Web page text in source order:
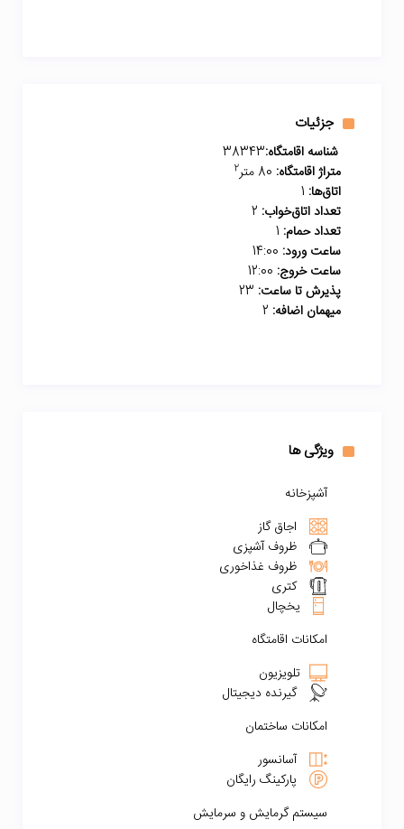
جزئیات
شناسه اقامتگاه:38343
متراژ اقامتگاه:
2
اتاق‌ها:
تعداد اتاق‌خواب:
تعداد حمام:
ساعت ورود:
ساعت خروج:
پذیرش تا ساعت:
میهمان اضافه:
ویژگی ها
آشپزخانه
اجاق گاز
ظروف آشپزی
ظروف غذاخوری
کتری
یخچال
امکانات اقامتگاه
تلویزیون
گیرنده دیجیتال
امکانات ساختمان
آسانسور
پارکینگ رایگان
سیستم گرمایش و سرمایش